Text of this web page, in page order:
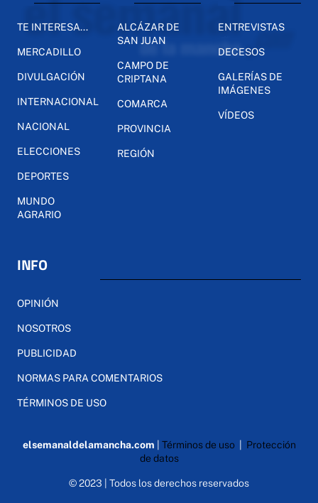
TE INTERESA...
MERCADILLO
DIVULGACIÓN
INTERNACIONAL
NACIONAL
ELECCIONES
DEPORTES
MUNDO
AGRARIO
ALCÁZAR DE
SAN JUAN
CAMPO DE
CRIPTANA
COMARCA
PROVINCIA
REGIÓN
ENTREVISTAS
DECESOS
GALERÍAS DE
IMÁGENES
VÍDEOS
INFO
OPINIÓN
NOSOTROS
PUBLICIDAD
NORMAS PARA COMENTARIOS
TÉRMINOS DE USO
elsemanaldelamancha.com Términos de uso| Protección
de datos
© 2023 | Todos los derechos reservados